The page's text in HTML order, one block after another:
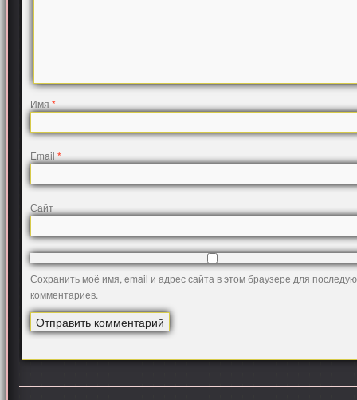
Имя*
Email*
Сайт
Сохранить моё имя, email и адрес сайта в этом браузере для
комментариев.